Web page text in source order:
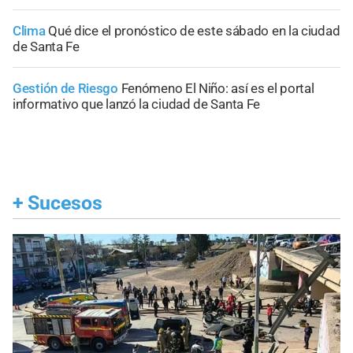
Clima Qué dice el pronóstico de este sábado en la ciudad
de Santa Fe
Gestión de Riesgo Fenómeno El Niño: así es el portal
informativo que lanzó la ciudad de Santa Fe
+ Sucesos